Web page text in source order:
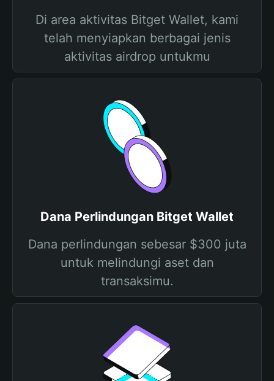
Di area aktivitas Bitget Wallet, kami
telah menyiapkan berbagai jenis
aktivitas airdrop untukmu
Dana Perlindungan Bitget Wallet
Dana perlindungan sebesar $300 juta
untuk melindungi aset dan
transaksimu.